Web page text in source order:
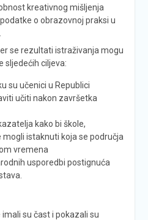
kreativnog mišljenja
o obrazovnoj praksi u
se rezultati istraživanja mogu
sljedećih ciljeva:
su učenici u Republici
učiti nakon završetka
kako bi škole,
istaknuti koja se područja
vremena
usporedbi postignuća
su čast i pokazali su